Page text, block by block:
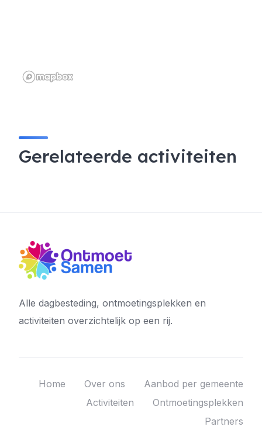
Gerelateerde activiteiten
Alle dagbesteding, ontmoetingsplekken en
activiteiten overzichtelijk op een rij.
Home Over ons
Aanbod per gemeente
Activiteiten
Ontmoetingsplekken
Partners